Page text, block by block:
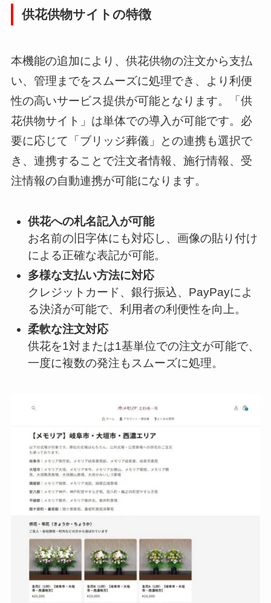
供花供物サイトの特徴
本機能の追加により、供花供物の注文から支払
い、管理までをスムーズに処理でき、より利便
性の高いサービス提供が可能となります。「供
花供物サイト」は単体での導入が可能です。必
要に応じて「ブリッジ葬儀」との連携も選択で
き、連携することで注文者情報、施行情報、受
注情報の自動連携が可能になります。
供花への札名記入が可能
お名前の旧字体にも対応し、画像の貼り付け
による正確な表記が可能。
多様な支払い方法に対応
クレジットカード、銀行振込、PayPayによ
る決済が可能で、利用者の利便性を向上。
柔軟な注文対応
供花を1対または1基単位での注文が可能で、
一度に複数の発注もスムーズに処理。